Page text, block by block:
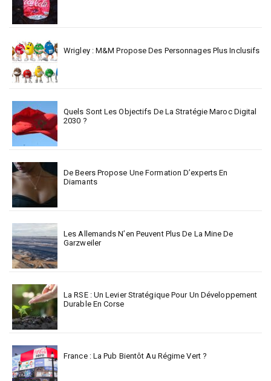
Wrigley : M&M Propose Des Personnages Plus Inclusifs
Quels Sont Les Objectifs De La Stratégie Maroc Digital
2030 ?
De Beers Propose Une Formation D’experts En
Diamants
Les Allemands N’en Peuvent Plus De La Mine De
Garzweiler
La RSE : Un Levier Stratégique Pour Un Développement
Durable En Corse
France : La Pub Bientôt Au Régime Vert ?